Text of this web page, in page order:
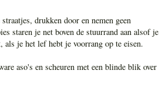
drukken door en nemen geen
staren je net boven de stuurrand aan alsof je
als je het lef hebt je voorrang op te eisen.
aso's en scheuren met een blinde blik over